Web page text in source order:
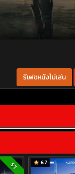
รีเฟชหนังไม่เล่น
ST 6.7